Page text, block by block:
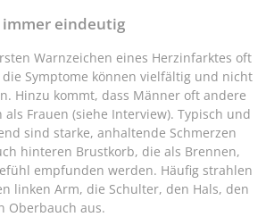
eindeutig
Warnzeichen eines Herzinfarktes oft
Symptome können vielfältig und nicht
Hinzu kommt, dass Männer oft andere
als Frauen (siehe Interview). Typisch und
sind starke, anhaltende Schmerzen
hinteren Brustkorb, die als Brennen,
empfunden werden. Häufig strahlen
linken Arm, die Schulter, den Hals, den
Oberbauch aus.